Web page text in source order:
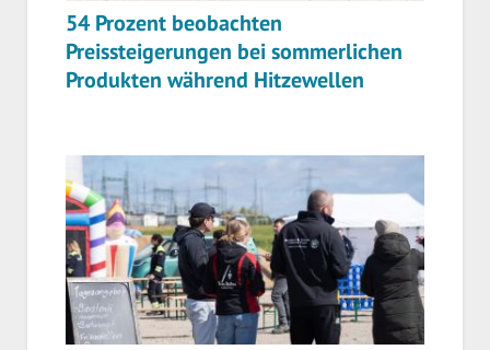
54 Prozent beobachten
Preissteigerungen bei sommerlichen
Produkten während Hitzewellen